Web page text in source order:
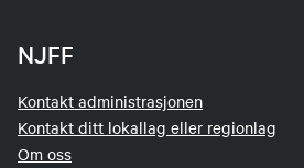
NJFF
Kontakt administrasjonen
Kontakt ditt lokallag eller regionlag
Om oss